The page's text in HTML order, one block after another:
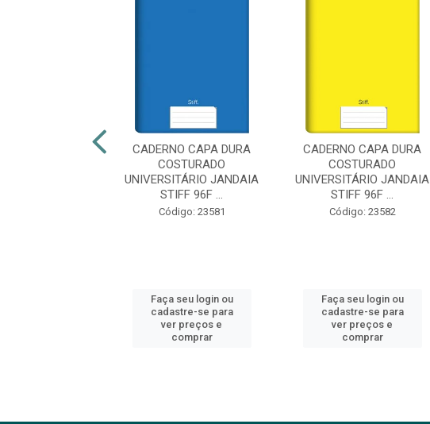
CADERNO CAPA DURA
COSTURADO
UNIVERSITÁRIO JANDAIA
STIFF 96F ...
Código: 23581
Faça seu login ou
cadastre-se para
ver preços e
comprar
CADERNO CAPA DURA
COSTURADO
UNIVERSITÁRIO JANDAIA
STIFF 96F ...
Código: 23582
Faça seu login ou
cadastre-se para
ver preços e
comprar